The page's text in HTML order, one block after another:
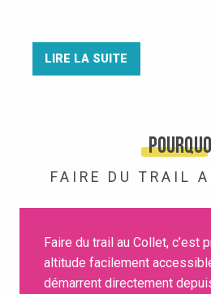
LIRE LA SUITE
FAIRE DU TRAIL
Faire du trail au Collet, c’est
altitude facilement
démarrent directement